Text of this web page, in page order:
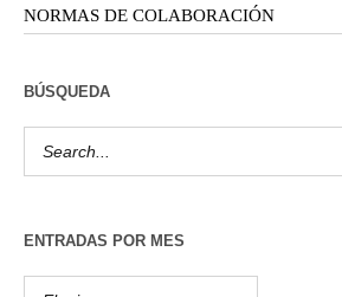
NORMAS DE COLABORACIÓN
BÚSQUEDA
ENTRADAS POR MES